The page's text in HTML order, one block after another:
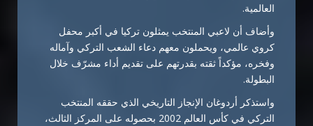
العالمية.
وأضاف أن لاعبي المنتخب يمثلون تركيا في أكبر محفل
كروي عالمي، ويحملون معهم دعاء الشعب التركي وآماله
وفخره، مؤكداً ثقته بقدرتهم على تقديم أداء مشرّف خلال
البطولة.
واستذكر أردوغان الإنجاز التاريخي الذي حققه المنتخب
التركي في كأس العالم 2002 بحصوله على المركز الثالث،